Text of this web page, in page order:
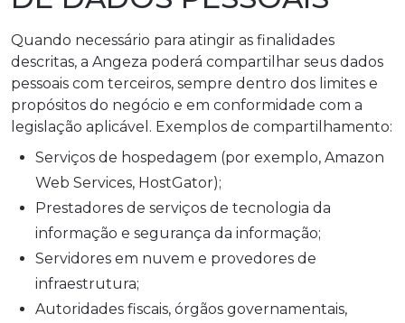
Quando necessário para atingir as finalidades
descritas, a Angeza poderá compartilhar seus dados
pessoais com terceiros, sempre dentro dos limites e
propósitos do negócio e em conformidade com a
legislação aplicável. Exemplos de compartilhamento:
Serviços de hospedagem (por exemplo, Amazon
Web Services, HostGator);
Prestadores de serviços de tecnologia da
informação e segurança da informação;
Servidores em nuvem e provedores de
infraestrutura;
Autoridades fiscais, órgãos governamentais,